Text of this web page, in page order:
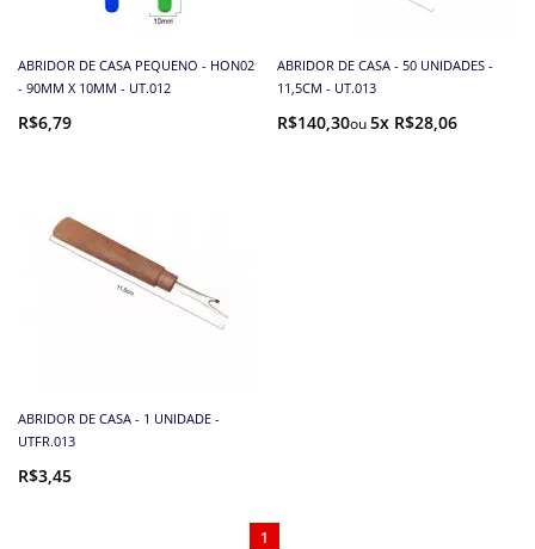
ABRIDOR DE CASA PEQUENO - HON02
- 90MM X 10MM - UT.012
R$6,79
ABRIDOR DE CASA - 50 UNIDADES -
11,5CM - UT.013
R$140,30 5x R$28,06
ABRIDOR DE CASA - 1 UNIDADE -
UTFR.013
R$3,45
1